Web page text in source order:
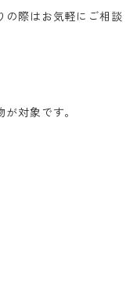
の際はお気軽にご相談
対象です。